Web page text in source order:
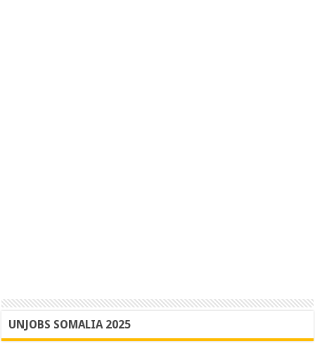
UNJOBS SOMALIA 2025